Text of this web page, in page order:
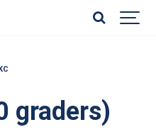
graders)